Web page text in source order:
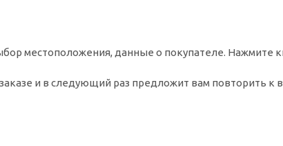
местоположения, данные о покупателе. Нажмите
и в следующий раз предложит вам повторить к